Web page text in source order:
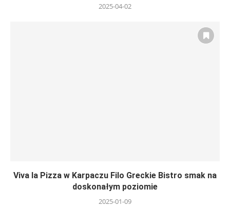
2025-04-02
Viva la Pizza w Karpaczu Filo Greckie Bistro smak na
doskonałym poziomie
2025-01-09